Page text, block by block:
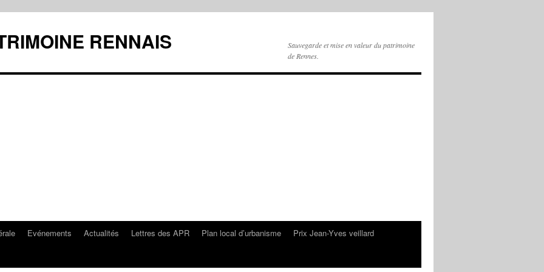
RENNAIS
Sauvegarde et mise en valeur du patrimoine
de Rennes.
Evénements Actualités Lettres des APR Plan local d’urbanisme
Prix Jean-Yves veillard